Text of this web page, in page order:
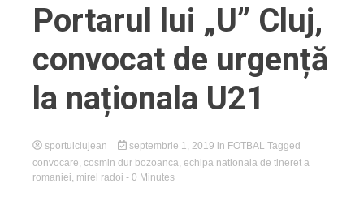
Portarul lui „U” Cluj,
convocat de urgență
la naționala U21
sportulclujean septembrie 1, 2019 in FOTBAL Tagged
convocare cosmin dur bozoanca echipa nationala de tineret a
romaniei mirel radoi - 0 Minutes